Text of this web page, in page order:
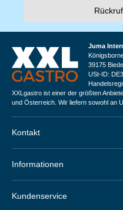
Juma
39175
USt-ID:
XXLgastro ist einer der größten
und Österreich. Wir liefern sowohl an
Kontakt
Informationen
Kundenservice